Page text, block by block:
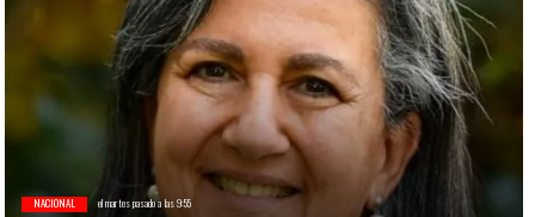
NACIONAL el martes pasado a las 9:55